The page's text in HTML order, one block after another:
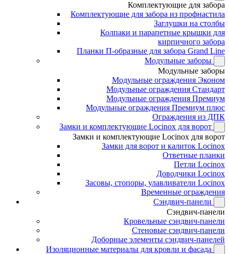
Комплектующие для забора
Комплектующие для забора из профнастила
Заглушки на столбы
Колпаки и парапетные крышки для
кирпичного забора
Планки П-образные для забора Grand Line
Модульные заборы
Модульные заборы
Модульные ограждения Эконом
Модульные ограждения Стандарт
Модульные ограждения Премиум
Модульные ограждения Премиум плюс
Ограждения из ДПК
Замки и комплектующие Locinox для ворот
Замки и комплектующие Locinox для ворот
Замки для ворот и калиток Locinox
Ответные планки
Петли Locinox
Доводчики Locinox
Засовы, стопоры, улавливатели Locinox
Временные ограждения
Сэндвич-панели
Сэндвич-панели
Кровельные сэндвич-панели
Стеновые сэндвич-панели
Доборные элементы сэндвич-панелей
Изоляционные материалы для кровли и фасада